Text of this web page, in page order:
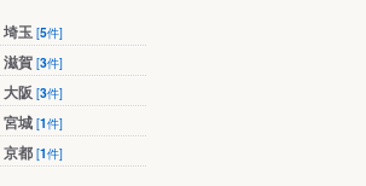
埼玉 [5件]
滋賀 [3件]
大阪 [3件]
宮城 [1件]
京都 [1件]